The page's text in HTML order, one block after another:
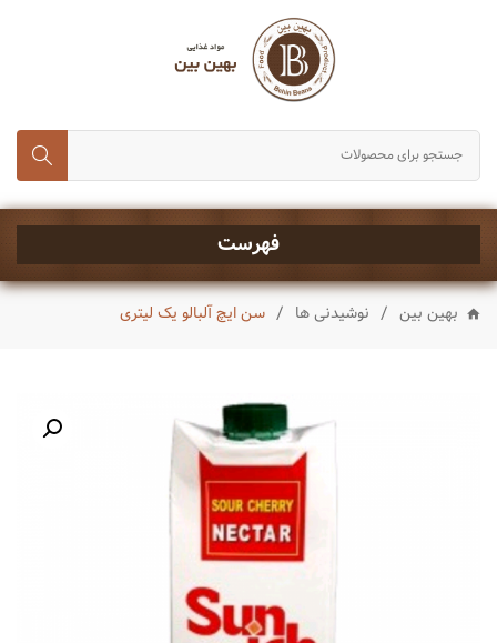
فهرست
بهین بین / نوشیدنی ها / سن ایچ آلبالو یک لیتری
رب، تن ماهی و کنسروجات
چای,قند و شکر
خشکبار
ماکارونی و رشته
انواع روغن